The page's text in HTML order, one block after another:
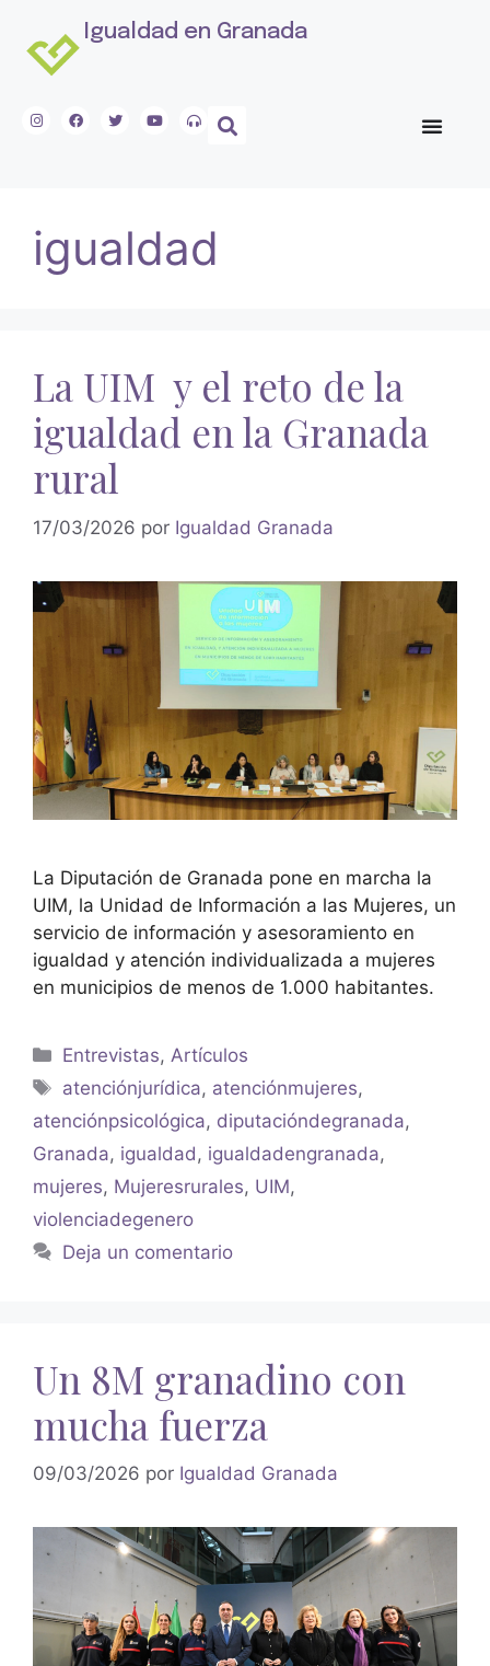
Igualdad en Granada
igualdad
La UIM y el reto de la
igualdad en la Granada
rural
17/03/2026 por Igualdad Granada
La Diputación de Granada pone en marcha la
UIM, la Unidad de Información a las Mujeres, un
servicio de información y asesoramiento en
igualdad y atención individualizada a mujeres
en municipios de menos de 1.000 habitantes.
Entrevistas, Artículos
atenciónjurídica, atenciónmujeres,
atenciónpsicológica, diputacióndegranada,
Granada, igualdad , igualdadengranada,
mujeres, Mujeresrurales, UIM,
violenciadegenero
Deja un comentario
Un 8M granadino con
mucha fuerza
09/03/2026 por Igualdad Granada